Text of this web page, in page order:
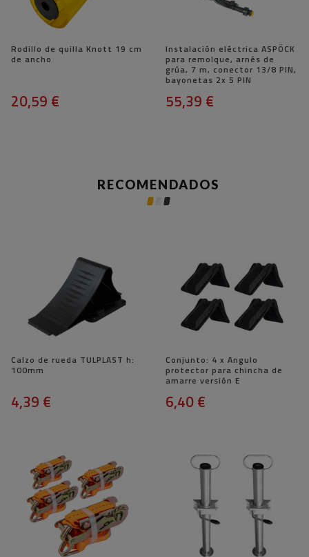
Rodillo de quilla Knott 19 cm
de ancho
20,59 €
Instalación eléctrica ASPÖCK
para remolque, arnés de
grúa, 7 m, conector 13/8 PIN,
bayonetas 2x 5 PIN
55,39 €
RECOMENDADOS
Calzo de rueda TULPLAST h:
100mm
4,39 €
Conjunto: 4 x Angulo
protector para chincha de
amarre versión E
6,40 €